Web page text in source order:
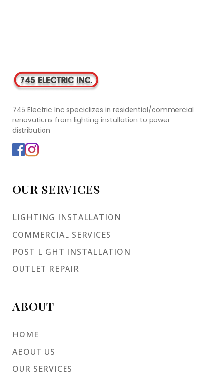
745 Electric Inc specializes in residential/commercial
renovations from lighting installation to power
distribution
OUR SERVICES
LIGHTING INSTALLATION
COMMERCIAL SERVICES
POST LIGHT INSTALLATION
OUTLET REPAIR
ABOUT
HOME
ABOUT US
OUR SERVICES